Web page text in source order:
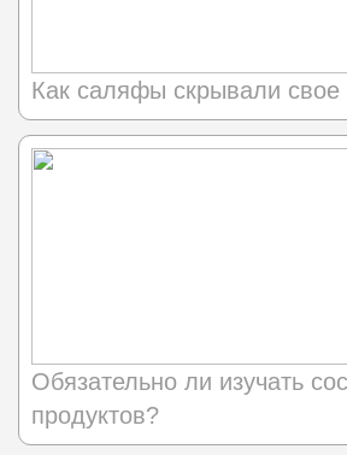
Как саляфы скрывали свое
Обязательно ли изучать
продуктов?